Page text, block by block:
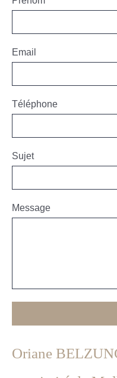
Email
Téléphone
Sujet
Message
Oriane